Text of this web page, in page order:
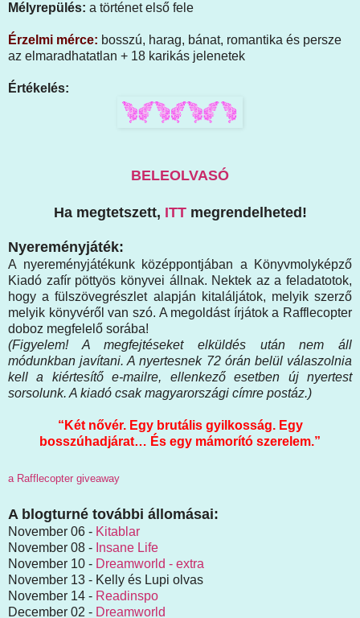
Mélyrepülés: a történet első fele
Érzelmi mérce: bosszú, harag, bánat, romantika és persze
az elmaradhatatlan + 18 karikás jelenetek
Értékelés:
BELEOLVASÓ
Ha megtetszett, ITTmegrendelheted!
Nyereményjáték:
A nyereményjátékunk középpontjában a Könyvmolyképző
Kiadó zafír pöttyös könyvei állnak. Nektek az a feladatotok,
hogy a fülszövegrészlet alapján kitaláljátok, melyik szerző
melyik könyvéről van szó. A megoldást írjátok a Rafflecopter
doboz megfelelő sorába!
(Figyelem! A megfejtéseket elküldés után nem áll
módunkban javítani. A nyertesnek 72 órán belül válaszolnia
kell a kiértesítő e-mailre, ellenkező esetben új nyertest
sorsolunk. A kiadó csak magyarországi címre postáz.)
“Két nővér. Egy brutális gyilkosság. Egy
bosszúhadjárat… És egy mámorító szerelem.”
a Rafflecopter giveaway
A blogturné további állomásai:
November 06 - Kitablar
November 08 - Insane Life
November 10 - Dreamworld - extra
November 13 - Kelly és Lupi olvas
November 14 - Readinspo
December 02 - Dreamworld